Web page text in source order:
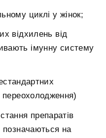
циклі у жінок;
відхилень від
імунну систему
переохолодження)
препаратів
позначаються на